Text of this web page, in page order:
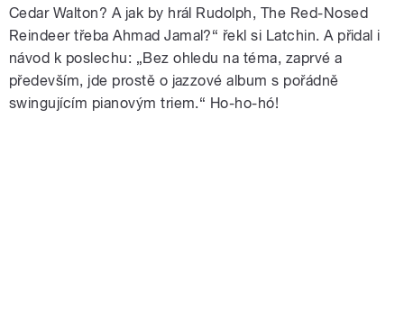
Cedar Walton? A jak by hrál Rudolph, The Red-Nosed
Reindeer třeba Ahmad Jamal?“ řekl si Latchin. A přidal i
návod k poslechu: „Bez ohledu na téma, zaprvé a
především, jde prostě o jazzové album s pořádně
swingujícím pianovým triem.“ Ho-ho-hó!